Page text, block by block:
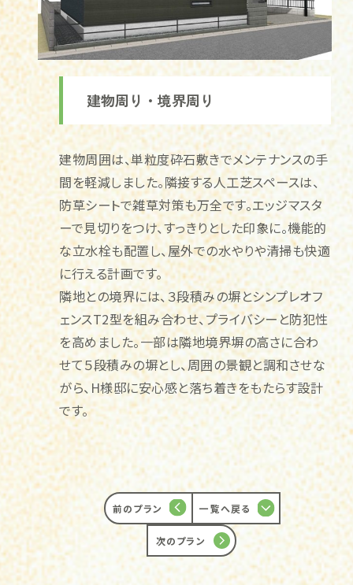
建物周り・境界周り
建物周囲は、単粒度砕石敷きでメンテナンスの手
間を軽減しました。隣接する人工芝スペースは、
防草シートで雑草対策も万全です。エッジマスタ
ーで見切りをつけ、すっきりとした印象に。機能的
な立水栓も配置し、屋外での水やりや清掃も快適
に行える計画です。
隣地との境界には、３段積みの塀とシンプレオフ
ェンスT2型を組み合わせ、プライバシーと防犯性
を高めました。一部は隣地境界塀の高さに合わ
せて５段積みの塀とし、周囲の景観と調和させな
がら、H様邸に安心感と落ち着きをもたらす設計
です。
前のプラン 一覧へ戻る
次のプラン